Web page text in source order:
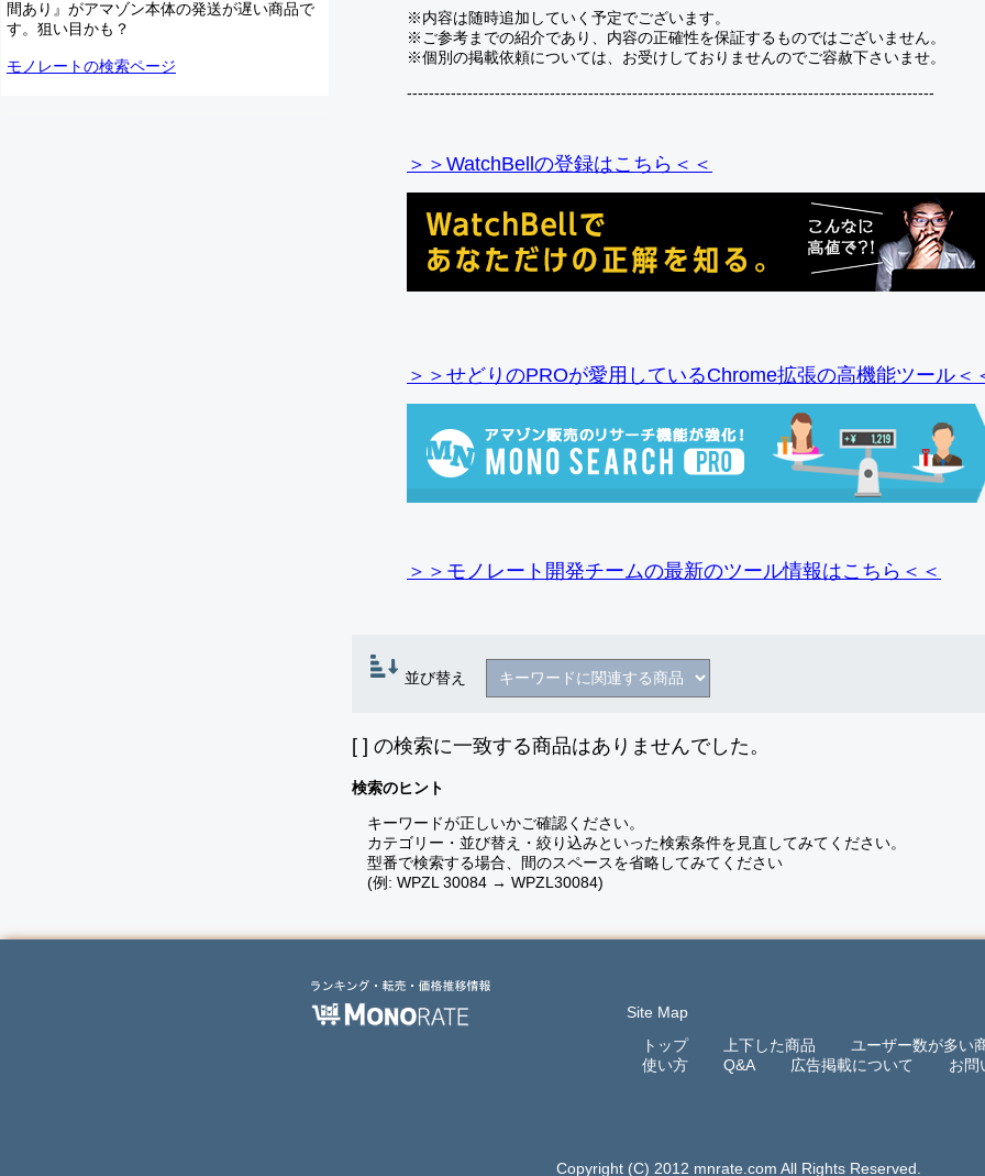
※内容は随時追加していく予定でございます。
※ご参考までの紹介であり、内容の正確性を保証するものではございません。
※個別の掲載依頼については、お受けしておりませんのでご容赦下さいませ。
------------------------------------------------------------------------------------------------
＞＞WatchBellの登録はこちら＜＜
＞＞せどりのPROが愛用しているChrome拡張の高機能ツール＜
＞＞モノレート開発チームの最新のツール情報はこちら＜＜
並び替え
[ ] の検索に一致する商品はありませんでした。
検索のヒント
キーワードが正しいかご確認ください。
カテゴリー・並び替え・絞り込みといった検索条件を見直してみてください。
型番で検索する場合、間のスペースを省略してみてください
(例: WPZL 30084 → WPZL30084)
間あり』がアマゾン本体の発送が遅い商品で
す。狙い目かも？
モノレートの検索ページ
Site Map
トップ
上下した商品
ユーザー数が多い
使い方
Q&A 広告掲載について お問
Copyright (C) 2012 mnrate.com All Rights Reserved.